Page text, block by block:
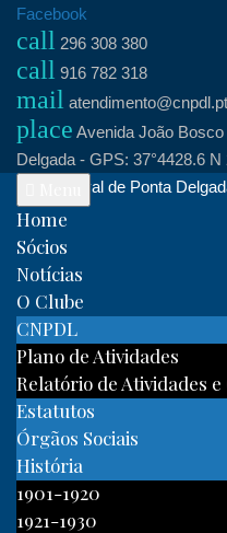
Skip
content
Facebook
call 296 308 380
call 916 782 318
mail atendimento@cnpdl.pt
place Avenida João
Delgada - GPS: 37°4428.6 N
Clube Naval de Ponta
Home
Sócios
Notícias
O Clube
CNPDL
Plano de Atividades
Relatório de Atividades e
Estatutos
Órgãos Sociais
História
1901-1920
1921-1930